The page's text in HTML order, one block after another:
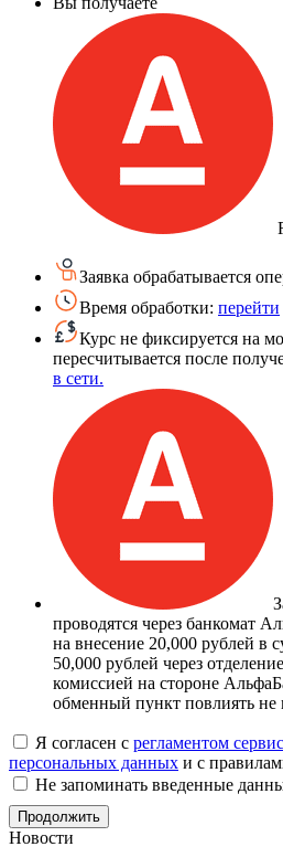
Заявка обрабатывается
Время обработки: перейти
Курс не фиксируется на
пересчитывается после
в сети.
проводятся через банкомат
на внесение 20,000 рублей в
50,000 рублей через
комиссией на стороне
обменный пункт повлиять не
Я согласен с регламентом
персональных данных и с
Не запоминать введенные
Новости